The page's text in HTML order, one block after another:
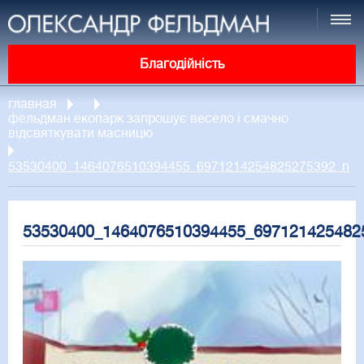
Благодійність
главная
фельдман екопарк запрошує весело і смачно
відсвяткувати масницю
53530400_1464076510394455_6971214254825275392_n